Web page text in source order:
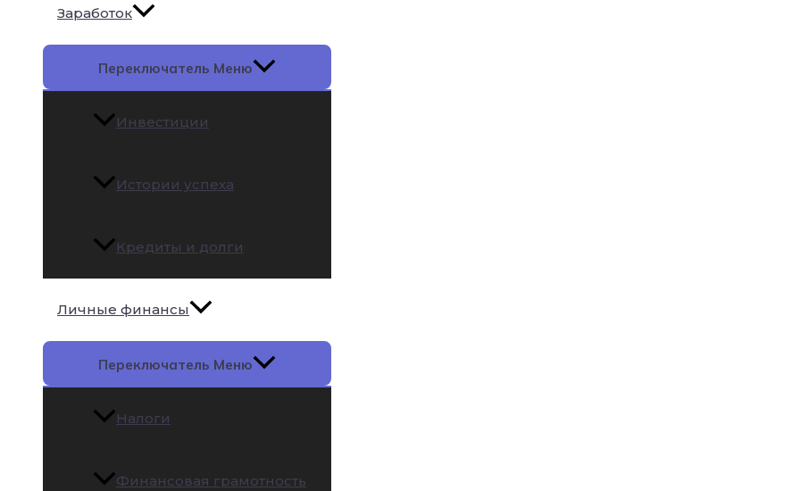
Заработок
Переключатель Меню
Инвестиции
Истории успеха
Кредиты и долги
Личные финансы
Переключатель Меню
Налоги
Финансовая грамотность